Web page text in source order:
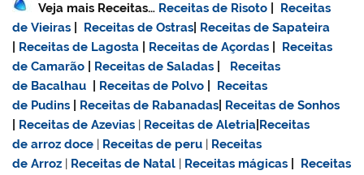
Veja mais Receitas… Receitas de Risoto
Receitas
de Vieiras
Receitas de Ostras Receitas de Sapateira
Receitas de Lagosta Receitas de Açordas
Receitas
de Camarão
Receitas de Saladas
Receitas
de Bacalhau
Receitas de Polvo
Receitas
de Pudins
Receitas de Rabanadas Receitas de Sonhos
Receitas de Azevias | Receitas de Aletria Receitas
dearroz doce | Receitas de peru | Receitas
de Arroz | Receitas de Natal | Receitas mágicas
Receitas